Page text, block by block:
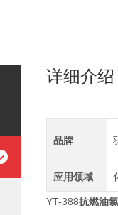
详细介绍
品牌
应用领域
YT-388抗燃油